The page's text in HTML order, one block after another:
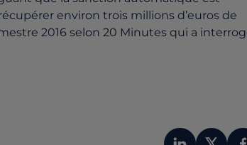
environ trois millions d’euros de
2016 selon 20 Minutes qui a